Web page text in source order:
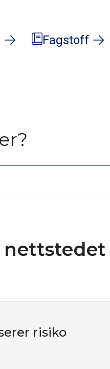
Fagstoff
nettstedet
risiko